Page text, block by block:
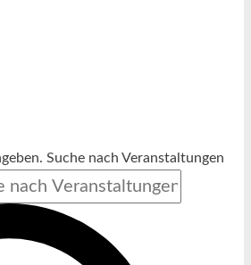
Suche nach Veranstaltungen